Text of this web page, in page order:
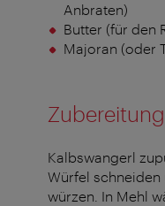
Anbraten)
Butter (für den
Majoran (oder
Kalbswangerl
Würfel schneiden
würzen. In Mehl